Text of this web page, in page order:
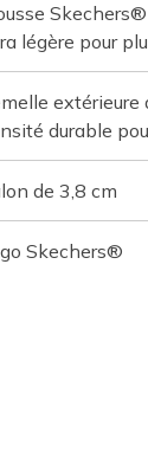
légère pour
durable
de 3,8 cm
Skechers®